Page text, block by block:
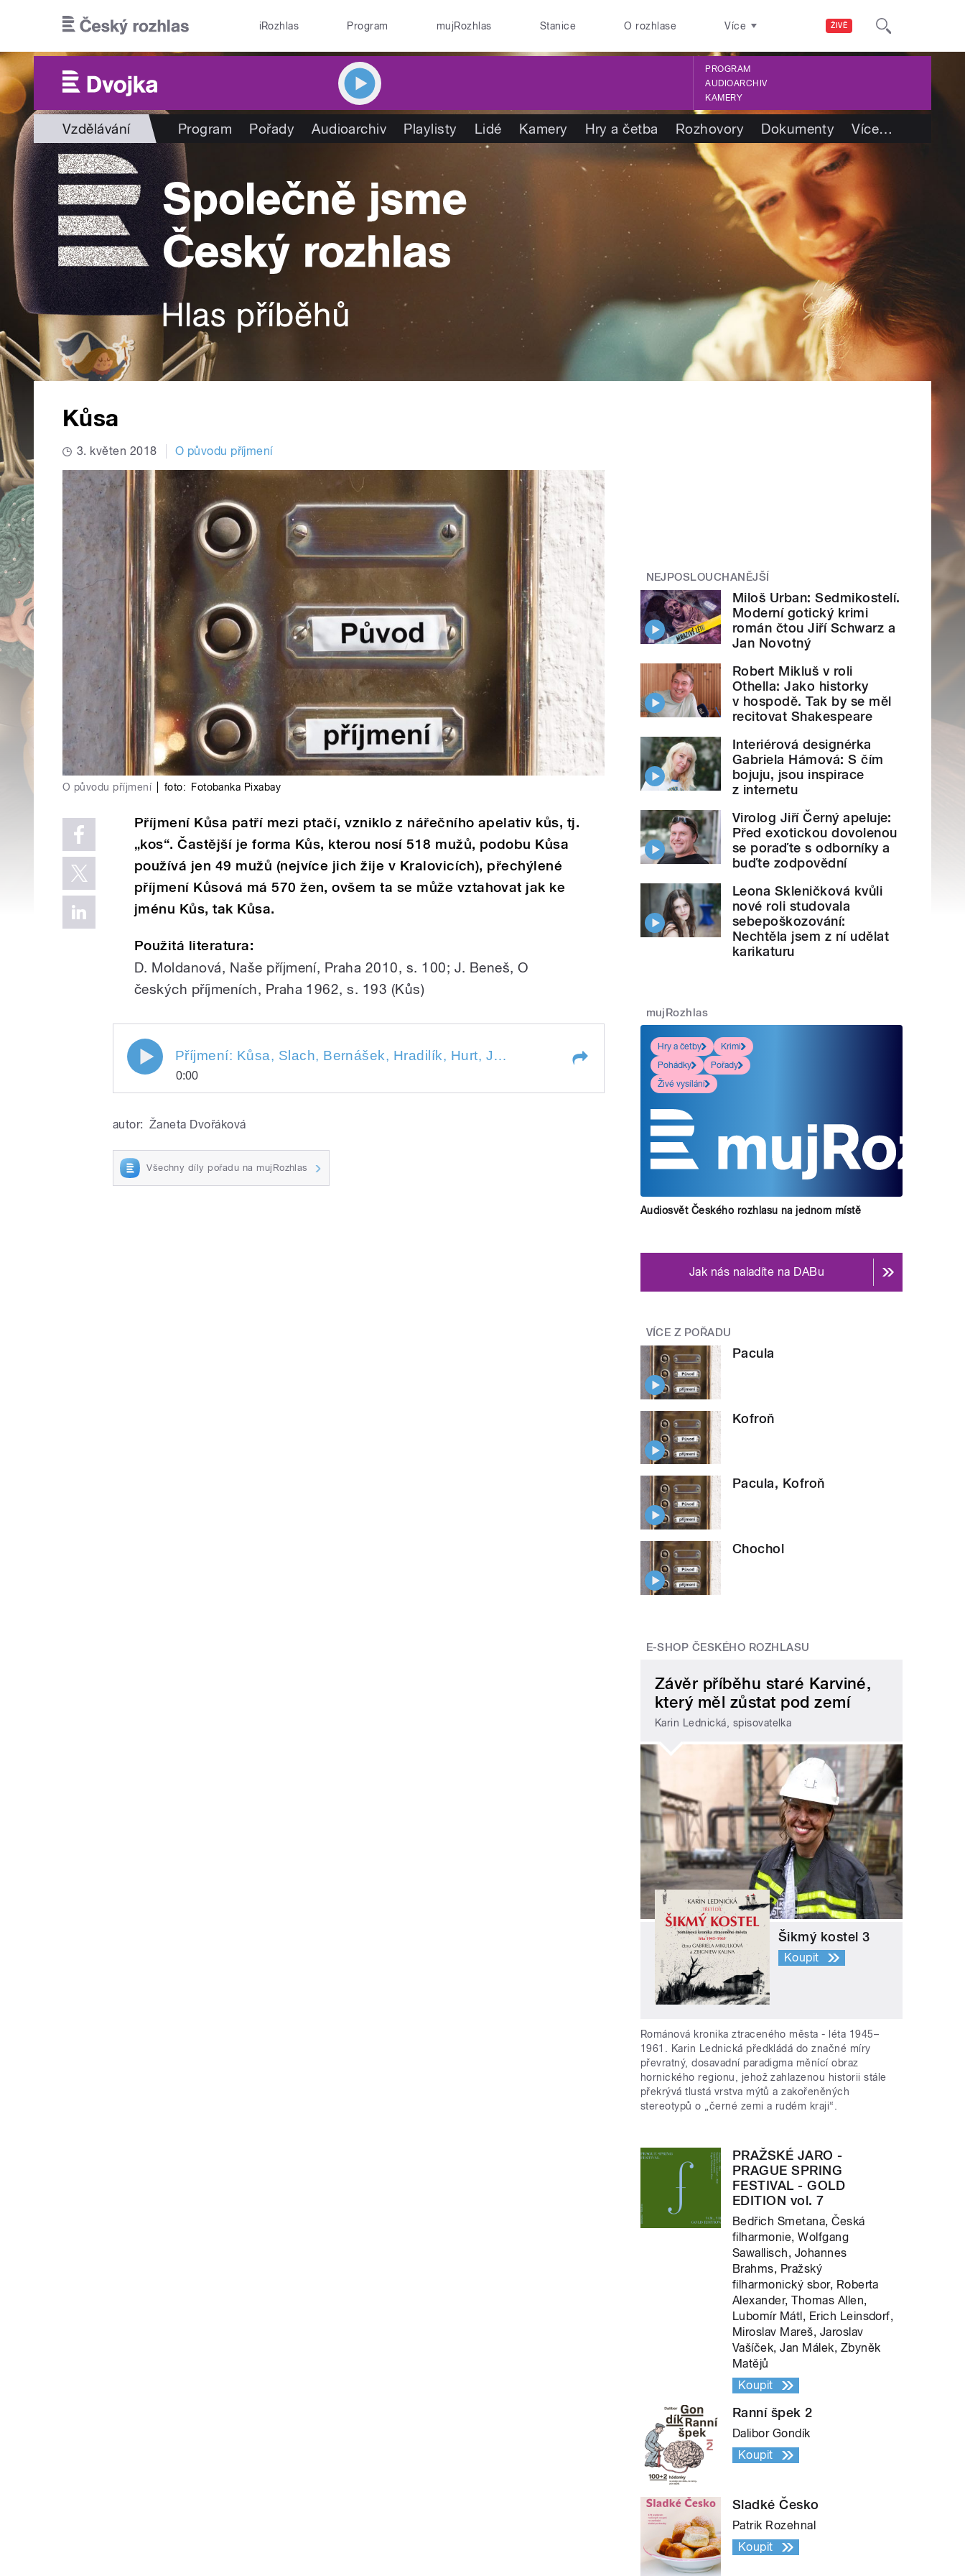
ŽIVĚ
iRozhlas Program mujRozhlas Stanice O rozhlase Více
PROGRAM
AUDIOARCHIV
KAMERY
Vzdělávání Program Pořady Audioarchiv Playlisty Lidé Kamery Hry a četba Rozhovory Dokumenty Více…
Kůsa
3. květen 2018 O původu příjmení
O původu příjmení foto: Fotobanka Pixabay
Příjmení Kůsa patří mezi ptačí, vzniklo z nářečního apelativ kůs, tj.
„kos“. Častější je forma Kůs, kterou nosí 518 mužů, podobu Kůsa
používá jen 49 mužů (nejvíce jich žije v Kralovicích), přechýlené
příjmení Kůsová má 570 žen, ovšem ta se může vztahovat jak ke
jménu Kůs, tak Kůsa.
Použitá literatura:
D. Moldanová, Naše příjmení, Praha 2010, s. 100; J. Beneš, O
českých příjmeních, Praha 1962, s. 193 (Kůs)
Příjmení: Kůsa, Slach, Bernášek, Hradilík, Hurt, Jarý, Lakosil, Polášek, Dušek. Připravili a uvádí Ivana Bendová a Jiří Holoubek.
0:00
autor: Žaneta Dvořáková
Všechny díly pořadu na mujRozhlas
NEJPOSLOUCHANĚJŠÍ
Miloš Urban: Sedmikostelí.
Moderní gotický krimi
román čtou Jiří Schwarz a
Jan Novotný
Robert Mikluš v roli
Othella: Jako historky
v hospodě. Tak by se měl
recitovat Shakespeare
Interiérová designérka
Gabriela Hámová: S čím
bojuju, jsou inspirace
z internetu
Virolog Jiří Černý apeluje:
Před exotickou dovolenou
se poraďte s odborníky a
buďte zodpovědní
Leona Skleničková kvůli
nové roli studovala
sebepoškozování:
Nechtěla jsem z ní udělat
karikaturu
mujRozhlas
Hry a četby
Krimi
Pohádky
Pořady
Živé vysílání
Audiosvět Českého rozhlasu na jednom místě
Jak nás naladíte na DABu
VÍCE Z POŘADU
Pacula
Kofroň
Pacula, Kofroň
Chochol
E-SHOP ČESKÉHO ROZHLASU
Závěr příběhu staré Karviné,
který měl zůstat pod zemí
Karin Lednická, spisovatelka
Šikmý kostel 3
Koupit
Románová kronika ztraceného města - léta 1945–
1961. Karin Lednická předkládá do značné míry
převratný, dosavadní paradigma měnící obraz
hornického regionu, jehož zahlazenou historii stále
překrývá tlustá vrstva mýtů a zakořeněných
stereotypů o „černé zemi a rudém kraji“.
PRAŽSKÉ JARO -
PRAGUE SPRING
FESTIVAL - GOLD
EDITION vol. 7
Bedřich Smetana, Česká
filharmonie, Wolfgang
Sawallisch, Johannes
Brahms, Pražský
filharmonický sbor, Roberta
Alexander, Thomas Allen,
Lubomír Mátl, Erich Leinsdorf,
Miroslav Mareš, Jaroslav
Vašíček, Jan Málek, Zbyněk
Matějů
Koupit
Ranní špek 2
Dalibor Gondík
Koupit
Sladké Česko
Patrik Rozehnal
Koupit